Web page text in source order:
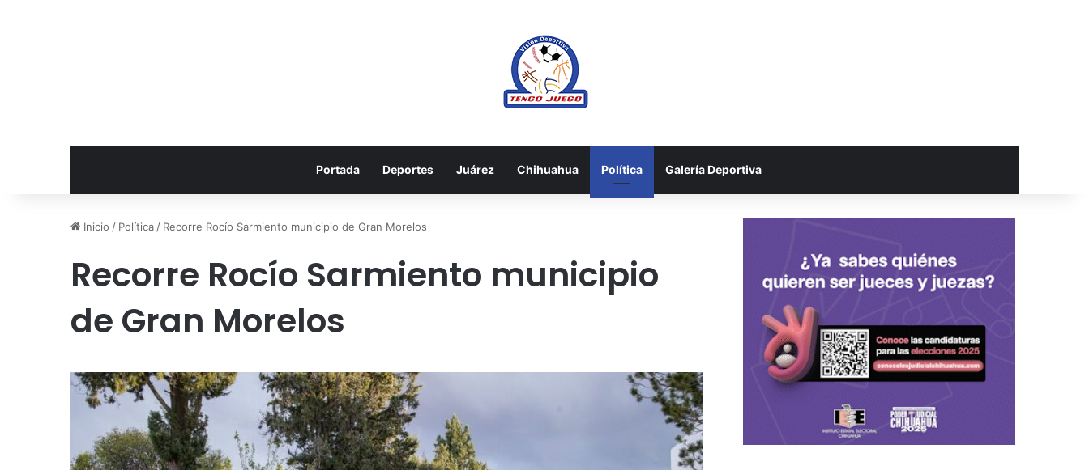
Portada Deportes Juárez Chihuahua Política Galería Deportiva
Inicio / Política / Recorre Rocío Sarmiento municipio de Gran Morelos
Recorre Rocío Sarmiento municipio
de Gran Morelos